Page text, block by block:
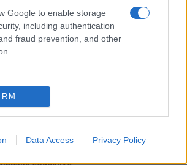
Google to enable storage
including authentication
fraud prevention, and other
Data Access Privacy Policy
sfide e opportunità nel
italiano
2026
tecniche di co-regolazione e routine
educativo